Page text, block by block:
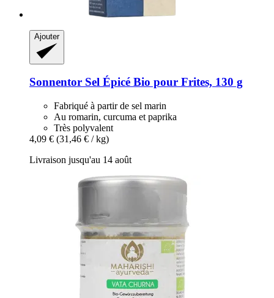
Ajouter
Sonnentor Sel Épicé Bio pour Frites, 130 g
Fabriqué à partir de sel marin
Au romarin, curcuma et paprika
Très polyvalent
4,09 € (31,46 € / kg)
Livraison jusqu'au 14 août